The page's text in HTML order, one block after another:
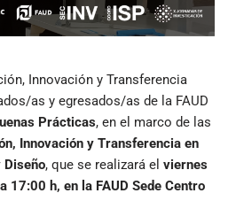
Innovación y Transferencia
as y egresados/as de la FAUD
Prácticas, en el marco de las
Innovación y Transferencia en
, que se realizará el viernes
17:00 h, en la FAUD Sede Centro